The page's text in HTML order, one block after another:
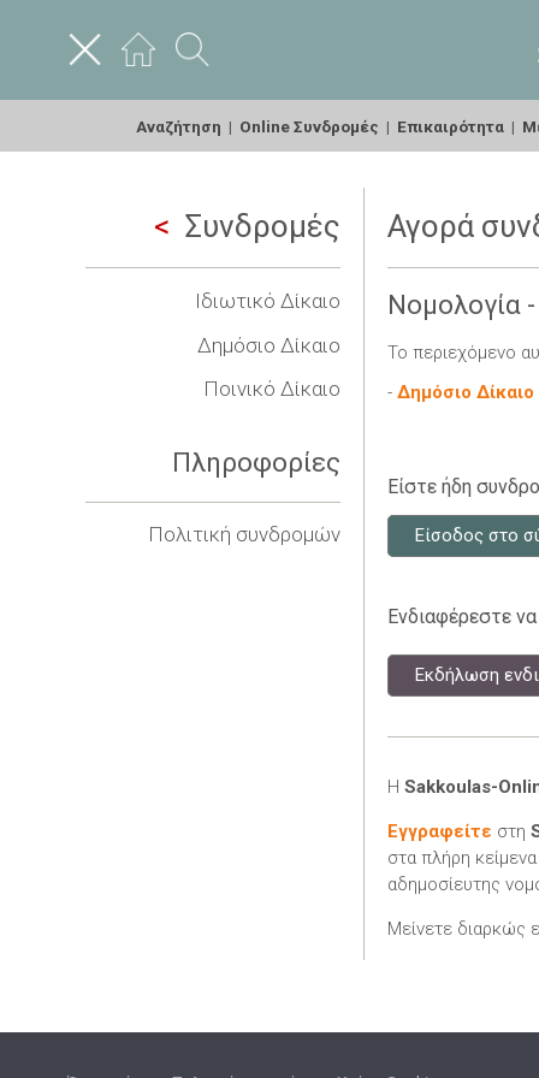
Αναζήτηση | Online Συνδρομές | Επικαιρότητα |
Συνδρομές
Ιδιωτικό Δίκαιο
Δημόσιο Δίκαιο
Ποινικό Δίκαιο
Πληροφορίες
Πολιτική συνδρομών
Αγορά
Νομολογία
Το περιεχόμενο
- Δημόσιο Δίκαιο
Είστε ήδη
Είσοδος στο
Ενδιαφέρεστε
Εκδήλωση
Η Sakkoulas-
Εγγραφείτε στη
στα πλήρη
αδημοσίευτης
Μείνετε διαρκώς